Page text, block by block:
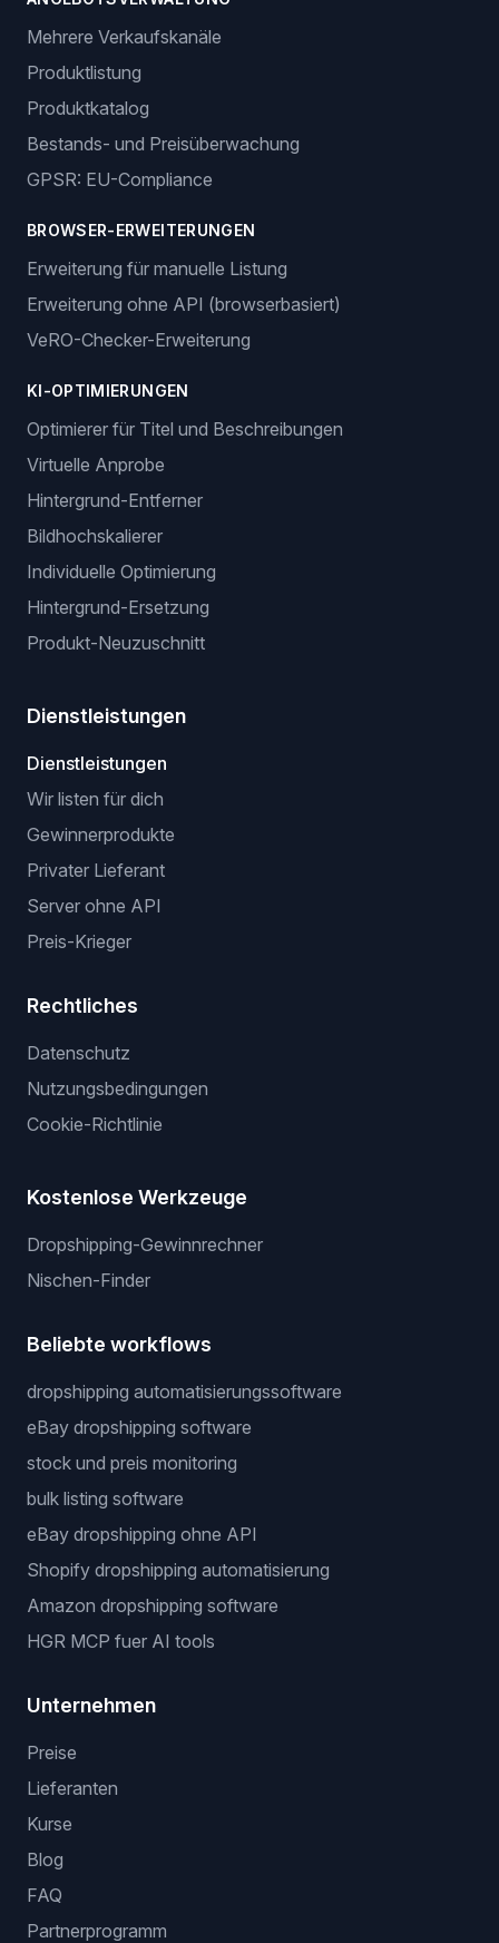
Mehrere Verkaufskanäle
Produktlistung
Produktkatalog
Bestands- und Preisüberwachung
GPSR: EU-Compliance
BROWSER-ERWEITERUNGEN
Erweiterung für manuelle Listung
Erweiterung ohne API (browserbasiert)
VeRO-Checker-Erweiterung
KI-OPTIMIERUNGEN
Optimierer für Titel und Beschreibungen
Virtuelle Anprobe
Hintergrund-Entferner
Bildhochskalierer
Individuelle Optimierung
Hintergrund-Ersetzung
Produkt-Neuzuschnitt
Dienstleistungen
Dienstleistungen
Wir listen für dich
Gewinnerprodukte
Privater Lieferant
Server ohne API
Preis-Krieger
Rechtliches
Datenschutz
Nutzungsbedingungen
Cookie-Richtlinie
Kostenlose Werkzeuge
Dropshipping-Gewinnrechner
Nischen-Finder
Beliebte workflows
dropshipping automatisierungssoftware
eBay dropshipping software
stock und preis monitoring
bulk listing software
eBay dropshipping ohne API
Shopify dropshipping automatisierung
Amazon dropshipping software
HGR MCP fuer AI tools
Unternehmen
Preise
Lieferanten
Kurse
Blog
FAQ
Partnerprogramm